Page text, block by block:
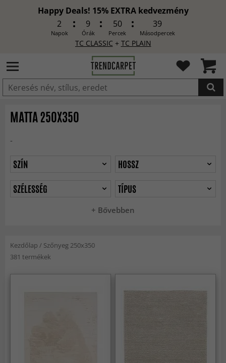
Happy Deals! 15% EXTRA kedvezmény
2
Napok
9
Órák
50
Percek
37
Másodpercek
TC CLASSIC + TC PLAIN
MATTA 250X350
-
+ Bővebben
SZÍN
HOSSZ
SZÉLESSÉG
TÍPUS
Kezdőlap / Szőnyeg 250x350
381 termékek